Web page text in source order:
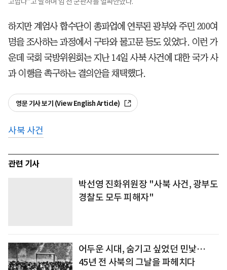
하지만 계엄사 합수단이 총파업에 연루된 광부와 주민 200여
명을 조사하는 과정에서 구타와 물고문 등도 있었다. 이런 가
운데 국회 국방위원회는 지난 14일 사북 사건에 대한 국가 사
과 이행을 촉구하는 결의안을 채택했다.
영문 기사 보기 (View English Article)
사북 사건
관련 기사
박선영 진화위원장 "사북 사건, 광부도
경찰도 모두 피해자"
어두운 시대, 숨기고 싶었던 민낯…
45년 전 사북의 그날을 파헤치다